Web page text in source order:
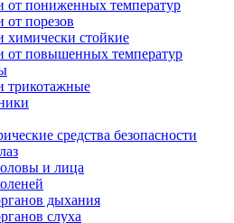
от пониженных температур
от порезов
химически стойкие
от повышенных температур
трикотажные
средства безопасности
и лица
дыхания
слуха